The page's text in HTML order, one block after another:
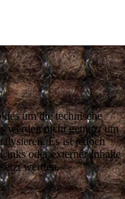
um die technische
werden nicht genutzt um
Es ist jedoch
oder externer Inhalte
werden.